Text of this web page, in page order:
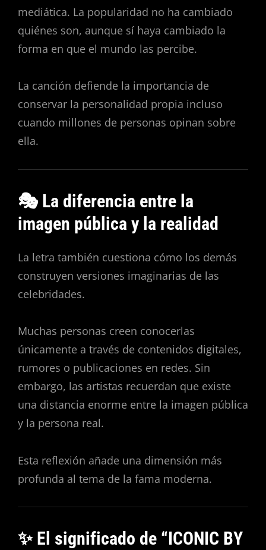
mediática. La popularidad no ha cambiado
quiénes son, aunque sí haya cambiado la
forma en que el mundo las percibe.
La canción defiende la importancia de
conservar la personalidad propia incluso
cuando millones de personas opinan sobre
ella.
🎭 La diferencia entre la
imagen pública y la realidad
La letra también cuestiona cómo los demás
construyen versiones imaginarias de las
celebridades.
Muchas personas creen conocerlas
únicamente a través de contenidos digitales,
rumores o publicaciones en redes. Sin
embargo, las artistas recuerdan que existe
una distancia enorme entre la imagen pública
y la persona real.
Esta reflexión añade una dimensión más
profunda al tema de la fama moderna.
✨ El significado de “ICONIC BY